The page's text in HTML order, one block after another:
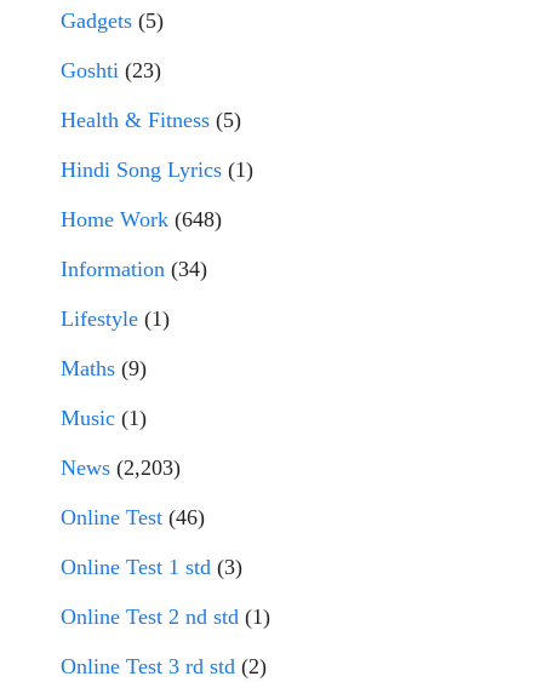
Gadgets (5)
Goshti (23)
Health & Fitness (5)
Hindi Song Lyrics (1)
Home Work (648)
Information (34)
Lifestyle (1)
Maths (9)
Music (1)
News (2,203)
Online Test (46)
Online Test 1 std (3)
Online Test 2 nd std (1)
Online Test 3 rd std (2)